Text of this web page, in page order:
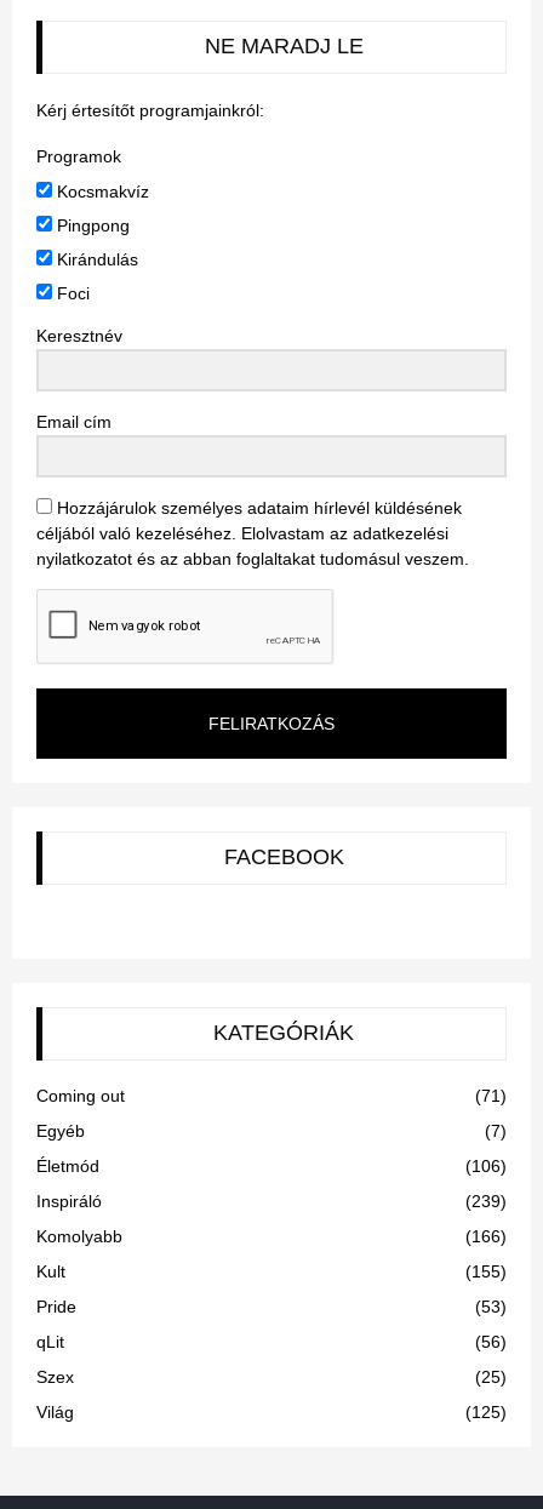
NE MARADJ LE
Kérj értesítőt programjainkról:
Programok
Kocsmakvíz
Pingpong
Kirándulás
Foci
Keresztnév
Email cím
Hozzájárulok személyes adataim hírlevél küldésének
céljából való kezeléséhez. Elolvastam az adatkezelési
nyilatkozatot és az abban foglaltakat tudomásul veszem.
FELIRATKOZÁS
FACEBOOK
KATEGÓRIÁK
Coming out
(71)
Egyéb
(7)
Életmód
(106)
Inspiráló
(239)
Komolyabb
(166)
Kult
(155)
Pride
(53)
qLit
(56)
Szex
(25)
Világ
(125)